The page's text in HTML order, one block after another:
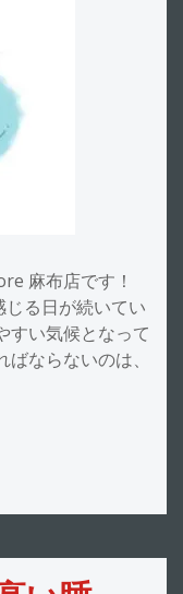
麻布店です！
る日が続いてい
すい気候となって
ならないのは、